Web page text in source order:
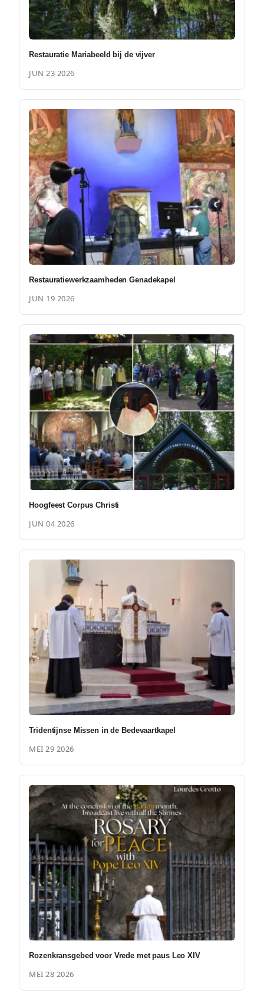
Restauratie Mariabeeld bij de vijver
JUN 23 2026
Restauratiewerkzaamheden Genadekapel
JUN 19 2026
Hoogfeest Corpus Christi
JUN 04 2026
Tridentijnse Missen in de Bedevaartkapel
MEI 29 2026
Rozenkransgebed voor Vrede met paus Leo XIV
MEI 28 2026